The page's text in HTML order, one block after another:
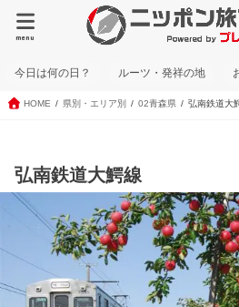
menu
今日は何の日？ ルーツ・発祥の地
HOME 県別・エリア別 02青森県 弘南鉄道大
弘南鉄道大鰐線